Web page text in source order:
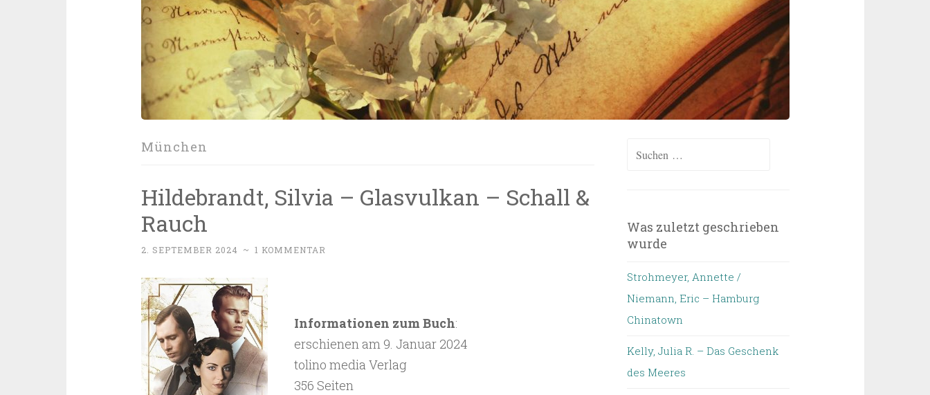
München
Hildebrandt, Silvia – Glasvulkan – Schall &
Rauch
2. SEPTEMBER 2024 ~ 1 KOMMENTAR
Informationen zum Buch:
erschienen am 9. Januar 2024
tolino media Verlag
356 Seiten
Suchen
Was zuletzt geschrieben
wurde
Strohmeyer, Annette /
Niemann, Eric – Hamburg
Chinatown
Kelly, Julia R. – Das Geschenk
des Meeres